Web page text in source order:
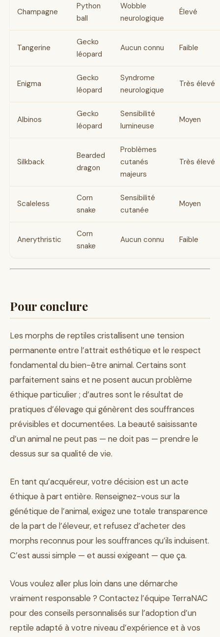
Champagne
Python
ball
Wobble
neurologique
Élevé
Tangerine
Gecko
léopard
Aucun connu Faible
Enigma
Gecko
léopard
Syndrome
neurologique
Très élevé
Albinos
Gecko
léopard
Sensibilité
lumineuse
Moyen
Silkback
Bearded
dragon
Problèmes
cutanés
majeurs
Très élevé
Scaleless
Corn
snake
Sensibilité
cutanée
Moyen
Anerythristic
Corn
snake
Aucun connu Faible
Pour conclure
Les morphs de reptiles cristallisent une tension
permanente entre l’attrait esthétique et le respect
fondamental du bien-être animal. Certains sont
parfaitement sains et ne posent aucun problème
éthique particulier ; d’autres sont le résultat de
pratiques d’élevage qui génèrent des souffrances
prévisibles et documentées. La beauté saisissante
d’un animal ne peut pas — ne doit pas — prendre le
dessus sur sa qualité de vie.
En tant qu’acquéreur, votre décision est un acte
éthique à part entière. Renseignez-vous sur la
génétique de l’animal, exigez une totale transparence
de la part de l’éleveur, et refusez d’acheter des
morphs reconnus pour les souffrances qu’ils induisent.
C’est aussi simple — et aussi exigeant — que ça.
Vous voulez aller plus loin dans une démarche
vraiment responsable ? Contactez l’équipe TerraNAC
pour des conseils personnalisés sur l’adoption d’un
reptile adapté à votre niveau d’expérience et à vos